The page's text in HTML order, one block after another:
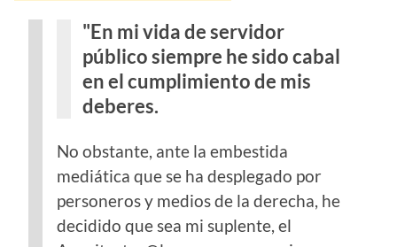
"En mi vida de servidor
público siempre he sido cabal
en el cumplimiento de mis
deberes.
No obstante, ante la embestida
mediática que se ha desplegado por
personeros y medios de la derecha, he
decidido que sea mi suplente, el